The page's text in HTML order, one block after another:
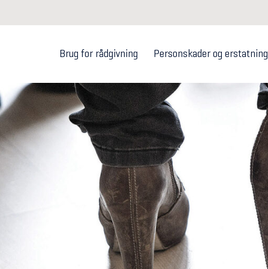
Brug for rådgivning Personskader og erstatning